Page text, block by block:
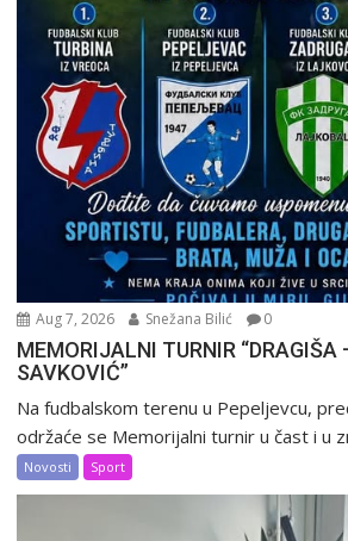
Aug 7, 2026 Snežana Bilić 0
MEMORIJALNI TURNIR “DRAGIŠA
SAVKOVIĆ”
Na fudbalskom terenu u Pepeljevcu,
održaće se Memorijalni turnir u čast i u
Novosti Sport